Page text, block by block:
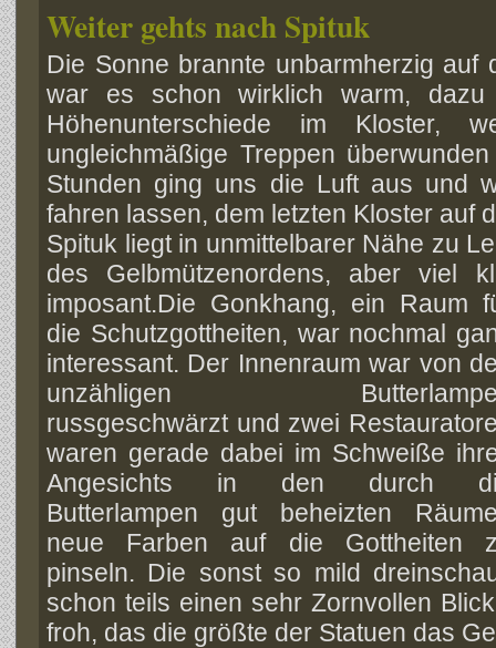
Weiter gehts nach Spituk
Die Sonne brannte unbarmherzig auf
war es schon wirklich warm,
Höhenunterschiede im Kloster,
ungleichmäßige Treppen
Stunden ging uns die Luft aus und
fahren lassen, dem letzten Kloster auf
Spituk liegt in unmittelbarer Nähe zu
des Gelbmützenordens, aber viel
imposant.Die Gonkhang, ein Raum
die Schutzgottheiten, war nochmal
interessant. Der Innenraum war von
unzähligen
russgeschwärzt und zwei
waren gerade dabei im Schweiße
Angesichts in den durch
Butterlampen gut beheizten
neue Farben auf die Gottheiten
pinseln. Die sonst so mild
schon teils einen sehr Zornvollen
froh, das die größte der Statuen das